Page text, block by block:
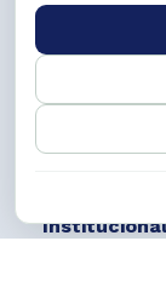
Siga
Institucional